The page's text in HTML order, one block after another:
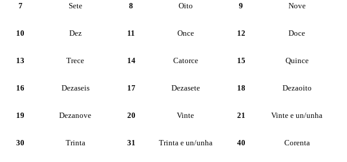
7 Sete 8 Oito 9 Nove
10 Dez 11 Once 12 Doce
13 Trece 14 Catorce 15 Quince
16 Dezaseis 17 Dezasete 18 Dezaoito
19 Dezanove 20 Vinte 21 Vinte e un/unha
30 Trinta 31 Trinta e un/unha 40 Corenta